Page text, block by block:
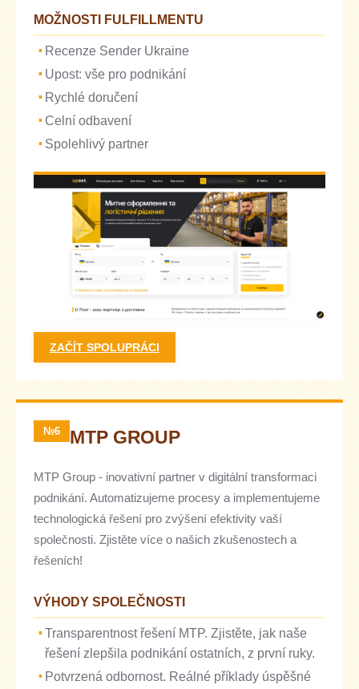
MOŽNOSTI FULFILLMENTU
Recenze Sender Ukraine
Upost: vše pro podnikání
Rychlé doručení
Celní odbavení
Spolehlivý partner
ZAČÍT SPOLUPRÁCI
№6 MTP GROUP
MTP Group - inovativní partner v digitální transformaci
podnikání. Automatizujeme procesy a implementujeme
technologická řešení pro zvýšení efektivity vaší
společnosti. Zjistěte více o našich zkušenostech a
řešeních!
VÝHODY SPOLEČNOSTI
Transparentnost řešení MTP. Zjistěte, jak naše
řešení zlepšila podnikání ostatních, z první ruky.
Potvrzená odbornost. Reálné příklady úspěšné